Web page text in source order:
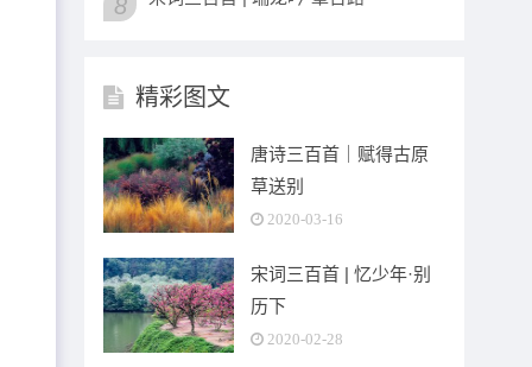
8
精彩图文
唐诗三百首｜赋得古原
草送别
2020-03-16
宋词三百首 | 忆少年·别
历下
2020-02-28